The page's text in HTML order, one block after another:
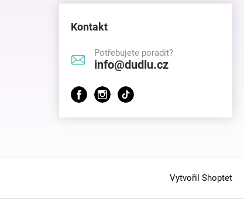
Kontakt
Potřebujete poradit?
info@dudlu.cz
Vytvořil Shoptet